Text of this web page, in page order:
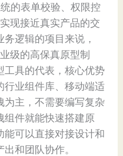
的表单校验、权限控
现接近真实产品的交
逻辑的项目来说，
级的高保真原型制
工具的代表，核心优势
行业组件库、移动端适
为主，不需要编写复杂
组件就能快速搭建原
能可以直接对接设计和
和团队协作。